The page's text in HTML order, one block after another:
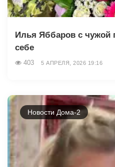
Илья Яббаров с чужой
себе
403 5 АПРЕЛЯ, 2026 19:16
Новости Дома-2